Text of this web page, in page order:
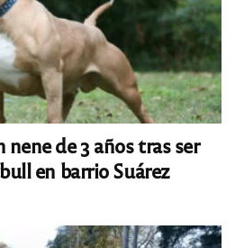
de 3 años tras ser
en barrio Suárez